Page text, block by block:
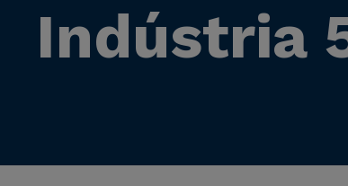
Indústria